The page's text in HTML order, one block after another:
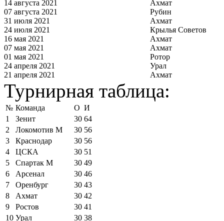
14 августа 2021
Ахмат
07 августа 2021
Рубин
31 июля 2021
Ахмат
24 июля 2021
Крылья Советов
16 мая 2021
Ахмат
07 мая 2021
Ахмат
01 мая 2021
Ротор
24 апреля 2021
Урал
21 апреля 2021
Ахмат
Турнирная таблица:
№ Команда О И
1
Зенит 30 64
2
Локомотив М 30 56
3
Краснодар 30 56
4
ЦСКА 30 51
5
Спартак М 30 49
6
Арсенал 30 46
7
Оренбург 30 43
8
Ахмат 30 42
9
Ростов 30 41
10 Урал 30 38